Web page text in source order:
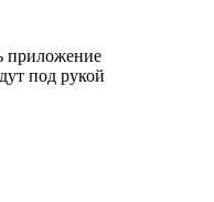
приложение
под рукой